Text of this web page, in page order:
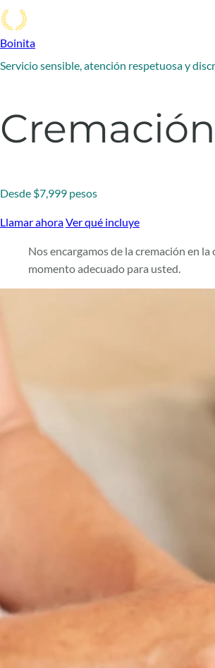
Boinita
Servicio sensible, atención respetuosa y
Desde $7,999 pesos
Llamar ahoraVer qué incluye
Nos encargamos de la cremación en
momento adecuado para usted.